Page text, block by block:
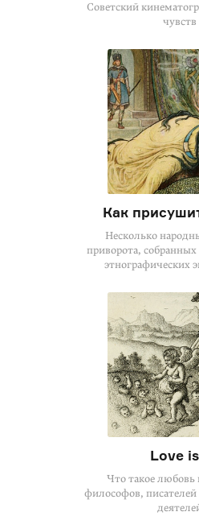
Советский
чувств
Как
Несколько
приворота,
этнографических
Love
Что такое
философов, писателей